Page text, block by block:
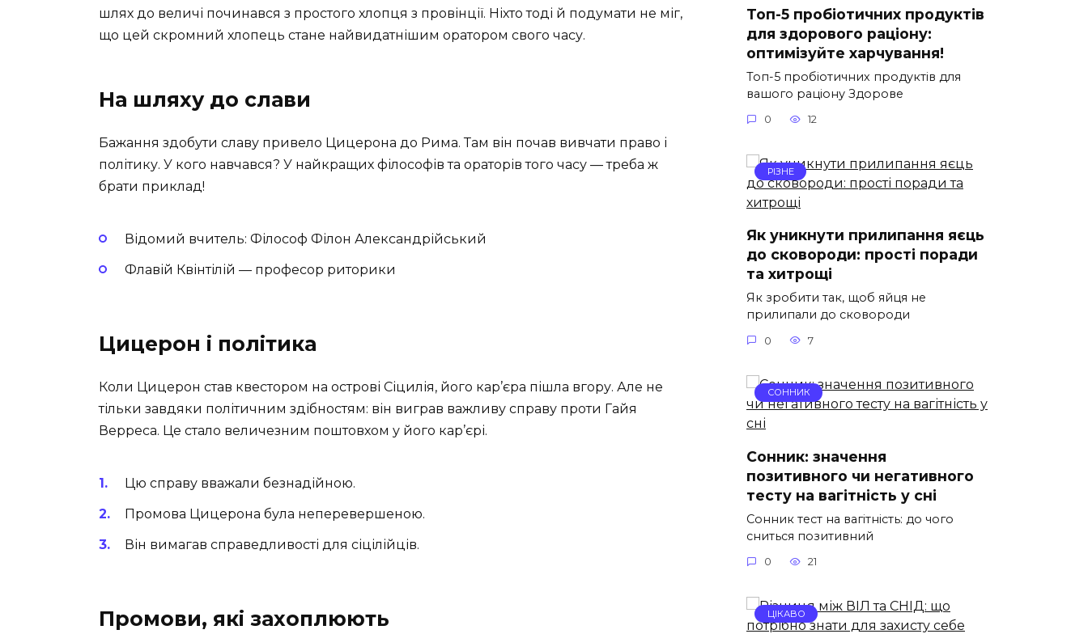
шлях до величі починався з простого хлопця з провінції. Ніхто тоді й подумати не міг,
що цей скромний хлопець стане найвидатнішим оратором свого часу.
На шляху до слави
Бажання здобути славу привело Цицерона до Рима. Там він почав вивчати право і
політику. У кого навчався? У найкращих філософів та ораторів того часу — треба ж
брати приклад!
Відомий вчитель: Філософ Філон Александрійський
Флавій Квінтілій — професор риторики
Цицерон і політика
Коли Цицерон став квестором на острові Сіцилія, його кар’єра пішла вгору. Але не
тільки завдяки політичним здібностям: він виграв важливу справу проти Гайя
Верреса. Це стало величезним поштовхом у його кар’єрі.
Цю справу вважали безнадійною.
Промова Цицерона була неперевершеною.
Він вимагав справедливості для сіцілійців.
Промови, які захоплюють
Топ-5 пробіотичних продуктів
для здорового раціону:
оптимізуйте харчування!
Топ-5 пробіотичних продуктів для
вашого раціону Здорове
0 12
РІЗНЕ
Як уникнути прилипання яєць
до сковороди: прості поради
та хитрощі
Як зробити так, щоб яйця не
прилипали до сковороди
0 7
СОННИК
Сонник: значення
позитивного чи негативного
тесту на вагітність у сні
Сонник тест на вагітність: до чого
сниться позитивний
0 21
ЦІКАВО